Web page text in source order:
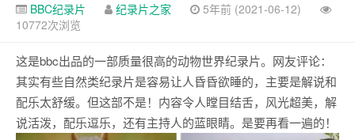
BBC纪录片 纪录片之家
5年前 (2021-06-12)
10772次浏览
这是bbc出品的一部质量很高的动物世界纪录片。网友评论：
其实有些自然类纪录片是容易让人昏昏欲睡的，主要是解说和
配乐太舒缓。但这部不是！内容令人瞠目结舌，风光超美，解
说活泼，配乐逗乐，还有主持人的蓝眼睛。是要再看一遍的！